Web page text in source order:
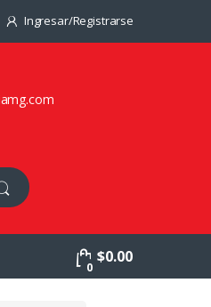
Ingresar/Registrarse
0
$0.00